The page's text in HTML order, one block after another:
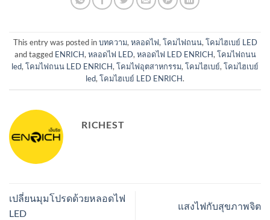
This entry was posted inบทความ,หลอดไฟ,โคมไฟถนน,โคมไฮเบย์ LED
and tagged ENRICH,หลอดไฟ LED,หลอดไฟ LED ENRICH,โคมไฟถนน
led,โคมไฟถนน LED ENRICH,โคมไฟอุตสาหกรรม,โคมไฮเบย์,โคมไฮเบย์
led,โคมไฮเบย์ LED ENRICH.
RICHEST
เปลี่ยนมุมโปรดด้วยหลอดไฟ
LED
แสงไฟกับสุขภาพจิต